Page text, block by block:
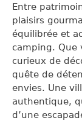
Entre
plaisirs
équilibrée et
camping. Que
curieux de
quête de
envies. Une
authentique,
d’une